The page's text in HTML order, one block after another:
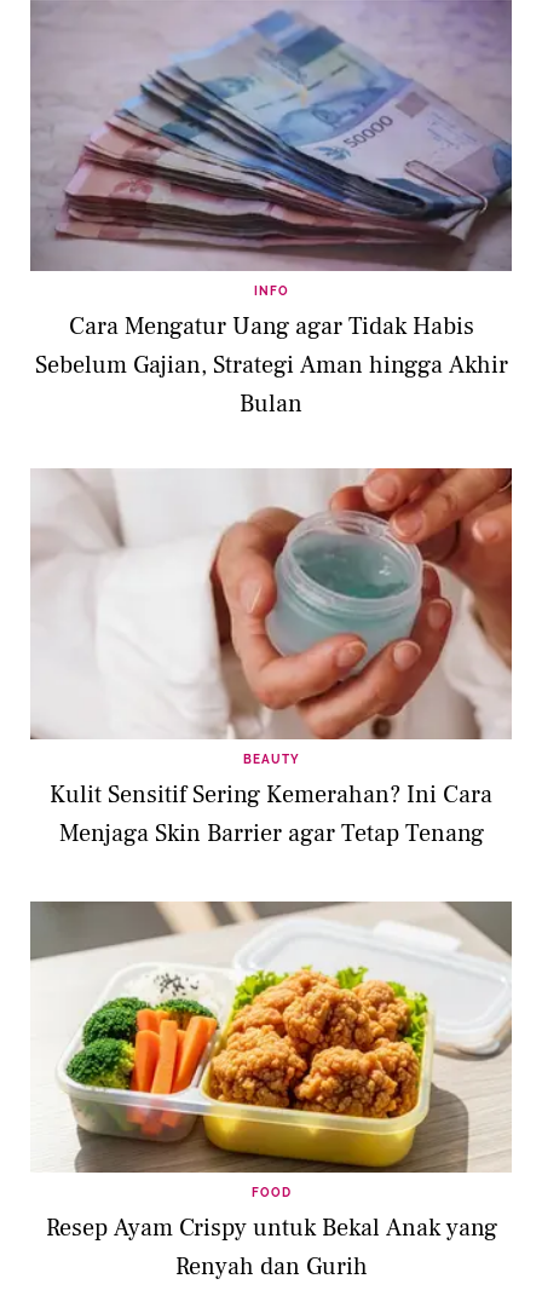
INFO
Cara Mengatur Uang agar Tidak Habis
Sebelum Gajian, Strategi Aman hingga Akhir
Bulan
BEAUTY
Kulit Sensitif Sering Kemerahan? Ini Cara
Menjaga Skin Barrier agar Tetap Tenang
FOOD
Resep Ayam Crispy untuk Bekal Anak yang
Renyah dan Gurih